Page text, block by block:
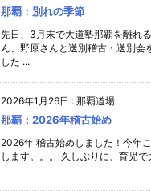
那覇：別れの季節
先日、3月末で大道塾那覇を離れ
ん、野原さんと送別稽古・送別会
した ...
2026年1月26日 : 那覇道場
那覇：2026年稽古始め
2026年 稽古始めしました！今年
します。。。 久しぶりに、育児で